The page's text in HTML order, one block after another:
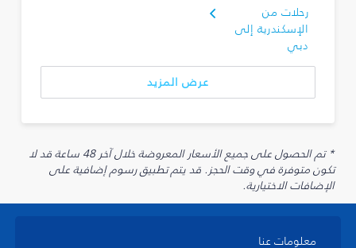
رحلات من
الإسكندرية إلى
دبي
عرض المزيد
* تم الحصول على جميع الأسعار المعروضة خلال آخر 48 ساعة قد لا
تكون متوفرة في وقت الحجز. قد يتم تطبيق رسوم إضافية على
الإضافات الاختيارية.
معلومات عنا